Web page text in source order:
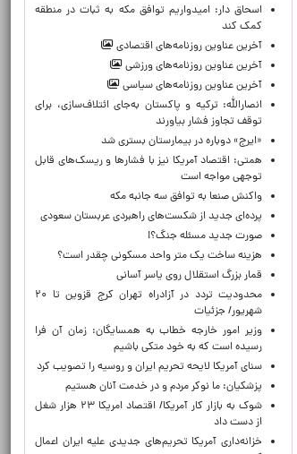
اسحاق دار: امیدواریم توافق مکه به ثبات در منطقه
کمک کند
آخرین عناوین روزنامه‌های اقتصادی
آخرین عناوین روزنامه‌های ورزشی
آخرین عناوین روزنامه‌های سیاسی
انصارالله: ترکیه و پاکستان به‌جای ائتلاف‌سازی، برای
توقف تجاوز فشار بیاورند
«ایرج» دوباره در بیمارستان بستری شد
همتی: اقتصاد آمریکا نیز با فشارها و ریسک‌های قابل
توجهی مواجه است
واکنش صنعا به توافق سه جانبه مکه
پرده‌ای جدید از شکست‌های راهبردی عربستان سعودی
صورت جدید مسئله جنگ؟!
هزینه ساخت یک متر واحد مسکونی چقدر است؟
قمار بزرگ استقلال روی یاسر آسانی
محدودیت تردد در آزادراه تهران کرج قزوین تا ۲۰
شهریور/ جزئیات
وزیر امور خارجه خطاب به همسایگان: زمان آن فرا
رسیده است که به خود متکی باشیم
سنای آمریکا لایحه تحریم ایران و روسیه را تصویب کرد
پزشکیان: ما نوکر مردم و در خدمت آنان هستیم
شوک به بازار کار آمریکا/ اقتصاد امریکا ۲۳ هزار شغل
از دست داد
خزانه‌داری آمریکا تحریم‌های جدیدی علیه ایران اعمال